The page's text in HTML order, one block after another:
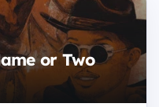
or Two